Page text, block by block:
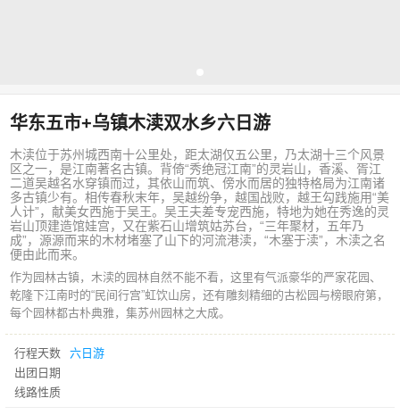
华东五市+乌镇木渎双水乡六日游
木渎位于苏州城西南十公里处，距太湖仅五公里，乃太湖十三个风景
区之一，是江南著名古镇。背倚“秀绝冠江南”的灵岩山，香溪、胥江
二道吴越名水穿镇而过，其依山而筑、傍水而居的独特格局为江南诸
多古镇少有。相传春秋末年，吴越纷争，越国战败，越王勾践施用“美
人计”，献美女西施于吴王。吴王夫差专宠西施，特地为她在秀逸的灵
岩山顶建造馆娃宫，又在紫石山增筑姑苏台，“三年聚材，五年乃
成”，源源而来的木材堵塞了山下的河流港渎，“木塞于渎”，木渎之名
便由此而来。
作为园林古镇，木渎的园林自然不能不看，这里有气派豪华的严家花园、
乾隆下江南时的“民间行宫”虹饮山房，还有雕刻精细的古松园与榜眼府第，
每个园林都古朴典雅，集苏州园林之大成。
行程天数
六日游
出团日期
线路性质